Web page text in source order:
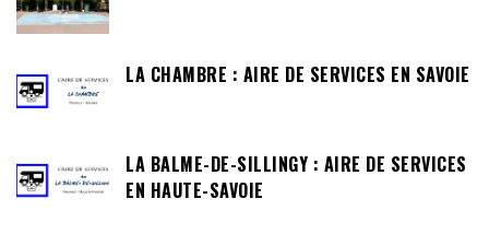
LA CHAMBRE : AIRE DE SERVICES EN SAVOIE
LA BALME-DE-SILLINGY : AIRE DE SERVICES
EN HAUTE-SAVOIE